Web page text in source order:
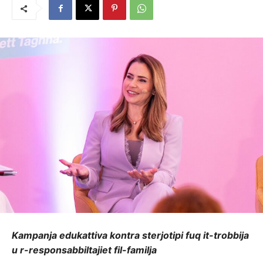
Kampanja edukattiva kontra sterjotipi fuq it-trobbija
u r-responsabbiltajiet fil-familja